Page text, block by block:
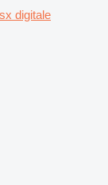
digitale